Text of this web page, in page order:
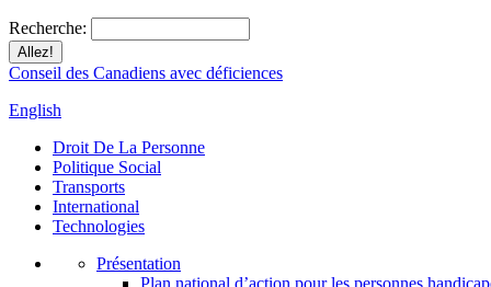
Recherche:
Conseil des Canadiens avec déficiences
English
Droit De La Personne
Politique Social
Transports
International
Technologies
Présentation
Plan national d’action pour les personnes